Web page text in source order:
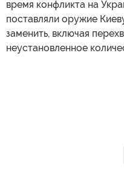
время конфликта на
поставляли оружие
заменить, включая
неустановленное